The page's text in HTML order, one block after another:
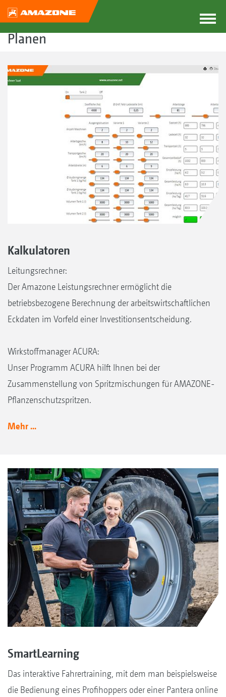
Planen
Kalkulatoren
Leitungsrechner:
Der Amazone Leistungsrechner ermöglicht die
betriebsbezogene Berechnung der arbeitswirtschaftlichen
Eckdaten im Vorfeld einer Investitionsentscheidung.
Wirkstoffmanager ACURA:
Unser Programm ACURA hilft Ihnen bei der
Zusammenstellung von Spritzmischungen für AMAZONE-
Pflanzenschutzspritzen.
Mehr ...
SmartLearning
Das interaktive Fahrertraining, mit dem man beispielsweise
die Bedienung eines Profihoppers oder einer Pantera online